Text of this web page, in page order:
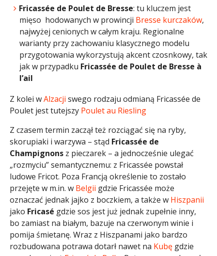
Fricassée de Poulet de Bresse: tu kluczem jest
mięso hodowanych w prowincji Bresse kurczaków,
najwyżej cenionych w całym kraju. Regionalne
warianty przy zachowaniu klasycznego modelu
przygotowania wykorzystują akcent czosnkowy, tak
jak w przypadku Fricassée de Poulet de Bresse à
l’ail
Z kolei wAlzacji swego rodzaju odmianą Fricassée de
Poulet jest tutejszy Poulet au Riesling
Z czasem termin zaczął też rozciągać się na ryby,
skorupiaki i warzywa – stąd Fricassée de
Champignons z pieczarek – a jednocześnie ulegać
„rozmyciu” semantycznemu: z Fricassée powstał
ludowe Fricot. Poza Francją określenie to zostało
przejęte w m.in. w Belgii gdzie Fricassée może
oznaczać jednak jajko z boczkiem, a także w Hiszpanii
jako Fricasé gdzie sos jest już jednak zupełnie inny,
bo zamiast na białym, bazuje na czerwonym winie i
pomija śmietanę. Wraz z Hiszpanami jako bardzo
rozbudowana potrawa dotarł nawet na Kubę gdzie